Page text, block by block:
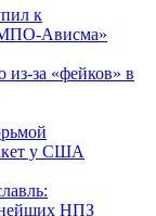
к
Ависма»
из-за «фейков» в
у США
НПЗ